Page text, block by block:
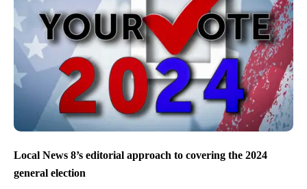
Local News 8’s editorial approach to covering the 2024
general election